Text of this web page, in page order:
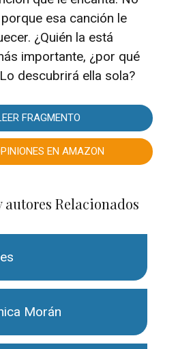
esa canción le
¿Quién la está
importante, ¿por qué
descubrirá ella sola?
FRAGMENTO
EN AMAZON
autores Relacionados
Morán